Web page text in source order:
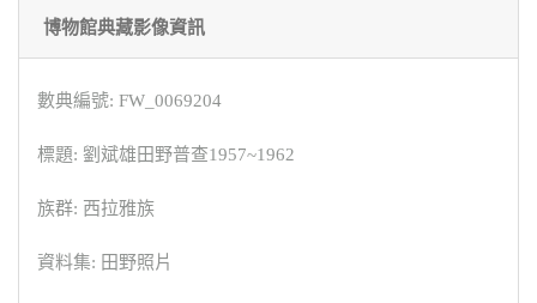
博物館典藏影像資訊
數典編號: FW_0069204
標題: 劉斌雄田野普查1957~1962
族群: 西拉雅族
資料集: 田野照片